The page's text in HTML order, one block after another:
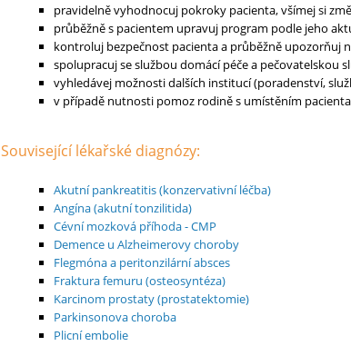
pravidelně vyhodnocuj pokroky pacienta, všímej si
průběžně s pacientem upravuj program podle jeho
kontroluj bezpečnost pacienta a průběžně upozorňuj
spolupracuj se službou domácí péče a pečovatelskou
vyhledávej možnosti dalších institucí (poradenství,
v případě nutnosti pomoz rodině s umístěním
Související lékařské diagnózy:
Akutní pankreatitis (konzervativní léčba)
Angína (akutní tonzilitida)
Cévní mozková příhoda - CMP
Demence u Alzheimerovy choroby
Flegmóna a peritonzilární absces
Fraktura femuru (osteosyntéza)
Karcinom prostaty (prostatektomie)
Parkinsonova choroba
Plicní embolie